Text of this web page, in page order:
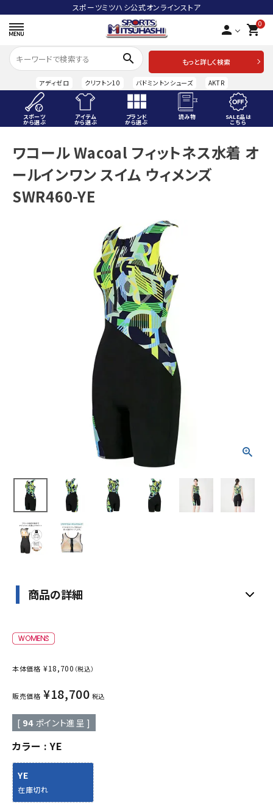
スポーツミツハシ公式オンラインストア
person 0
shopping_cart
search
もっと詳しく検索
アディゼロ クリフトン10 バドミントンシューズ AKTR
スポーツ
から選ぶ
アイテム
から選ぶ
ブランド
から選ぶ
読み物 SALE品は
こちら
ようこそ ゲスト 様
meeting_room ログイン
ワコール Wacoal フィットネス水着 オ
ールインワン スイム ウィメンズ
SWR460-YE
商品の詳細
本体価格 ¥18,700 （税込）
販売価格 ¥18,700 税込
[ 94 ポイント進呈 ]
カラー YE
YE
在庫切れ